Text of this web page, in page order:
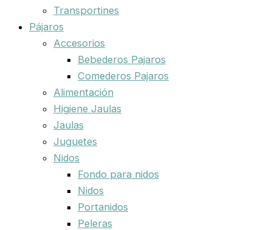
Transportines
Pájaros
Accesorios
Bebederos Pajaros
Comederos Pajaros
Alimentación
Higiene Jaulas
Jaulas
Juguetes
Nidos
Fondo para nidos
Nidos
Portanidos
Peleras